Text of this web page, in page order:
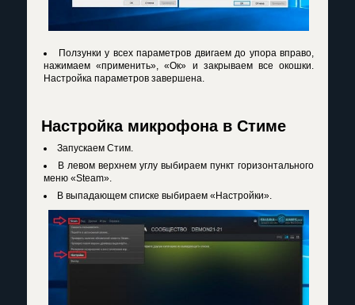
Ползунки у всех параметров двигаем до упора вправо,
нажимаем «применить», «Ок» и закрываем все окошки.
Настройка параметров завершена.
Настройка микрофона в Стиме
Запускаем Стим.
В левом верхнем углу выбираем пункт горизонтального
меню «Steam».
В выпадающем списке выбираем «Настройки».